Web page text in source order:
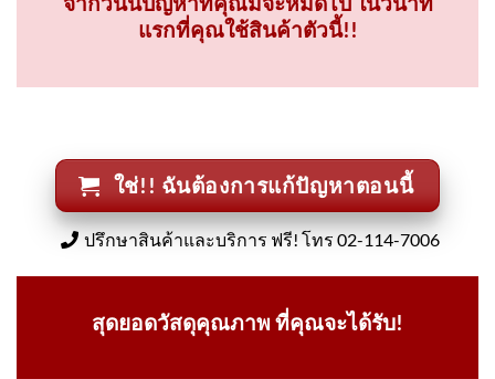
แรกที่คุณใช้สินค้าตัวนี้!!
ใช่!! ฉันต้องการแก้ปัญหาตอนนี้
ปรึกษาสินค้าและบริการ ฟรี! โทร 02-114-7006
สุดยอดวัสดุคุณภาพ ที่คุณจะได้รับ!